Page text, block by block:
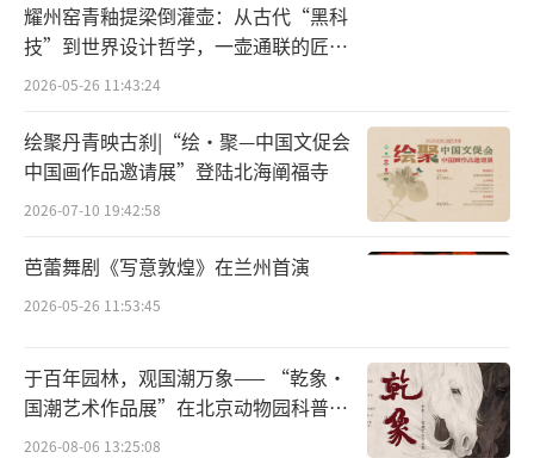
能力和创造能力，通过易于改造的泥土变成了
陶罐、陶缸、陶釜、陶盆、陶碗等，这些陶器
最先用于生活和生产的需要，特别是饮食的需
要。如此，人类结束了长期的干食状态，步入
汤食和干湿混食的阶段，饮食结构发生变化，
食物链条延伸，生命周期拉长，人类改造自然
的能力首先从饮食上开始，一步步从必然王国
走向了自由王国。饮食文化较之其他一切文化
因此，陶器较之打制、磨制石器可称之为
人类文明的第一缕曙光。
耀州窑青釉提梁倒灌壶：从古代“黑科
技”到世界设计哲学，一壶通联的匠心
宇宙
2026-05-26 11:43:24
绘聚丹青映古刹|“绘·聚—中国文促会
中国画作品邀请展”登陆北海阐福寺
2026-07-10 19:42:58
芭蕾舞剧《写意敦煌》在兰州首演
2026-05-26 11:53:45
于百年园林，观国潮万象—— “乾象·
国潮艺术作品展”在北京动物园科普馆
机动展厅开展
2026-08-06 13:25:08